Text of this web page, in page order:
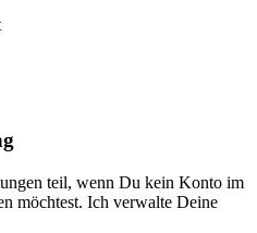
teil, wenn Du kein Konto im
möchtest. Ich verwalte Deine